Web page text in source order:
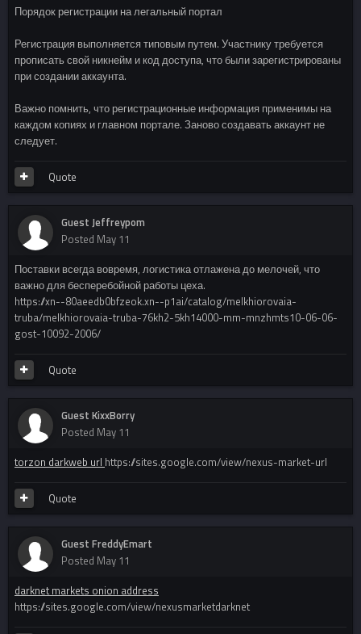
Порядок регистрации на легальный портал
Регистрация выполняется типовым путем. Участнику требуется
прописать свой никнейм и код доступа, что были зарегистрированы
при создании аккаунта.
Важно помнить, что регистрационные информация применимы на
каждом копиях и главном портале. Заново создавать аккаунт не
следует.
Quote
Guest Jeffreypom
Posted May 11
Поставки всегда вовремя, логистика отлажена до мелочей, что
важно для бесперебойной работы цеха.
https://xn--80aeedb0bfzeok.xn--p1ai/catalog/melkhiorovaia-
truba/melkhiorovaia-truba-76kh2-5kh14000-mm-mnzhmts10-06-06-
gost-10092-2006/
Quote
Guest KixxBorry
Posted May 11
torzon darkweb url https://sites.google.com/view/nexus-market-url
Quote
Guest FreddyEmart
Posted May 11
darknet markets onion address
https://sites.google.com/view/nexusmarketdarknet